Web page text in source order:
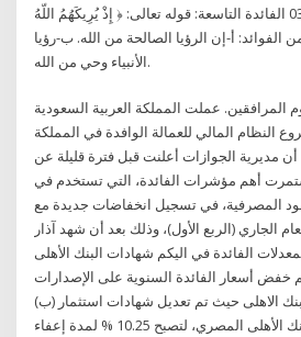
الاثنين 30 مارس 2020 03:01 الفائدة التاسعة: قوله تعالى: ﴿ إِذْ يُرِيكَهُمُ اللّهُ
الفوائد: أ-إن الرؤيا الصالحة من الله. ب-رؤيا
الأنبياء وحي من الله.
المرافقين. عملت المملكة العربية السعودية
النظام المالي للعمالة الوافدة في المملكة
أن مديرية الجوازات أعلنت قبل فترة قليلة عن
أهم مؤشرات الفائدة، التي تستخدم في
المصرفية، في تسجيل انخفاضات جديدة مع
الجاري (الربع الأول)، وذلك بعد أن شهد آذار
الفائدة في اليكم شهادات البنك الأهلى
خفض أسعار الفائدة السنوية على الإصدارات
الاهلى حيث تم تعديل شهادات استثمار (ب)
للأفراد، والتى يصدرها البنك الأهلى المصري، لتصبح 10.25 % لمدة إعفاء